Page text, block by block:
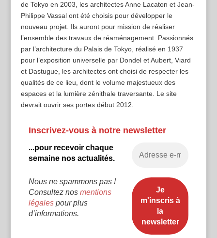
de Tokyo en 2003, les architectes Anne Lacaton et Jean-
Philippe Vassal ont été choisis pour développer le
nouveau projet. Ils auront pour mission de réaliser
l’ensemble des travaux de réaménagement. Passionnés
par l’architecture du Palais de Tokyo, réalisé en 1937
pour l’exposition universelle par Dondel et Aubert, Viard
et Dastugue, les architectes ont choisi de respecter les
qualités de ce lieu, dont le volume majestueux des
espaces et la lumière zénithale traversante. Le site
devrait ouvrir ses portes début 2012.
Inscrivez-vous à notre newsletter
...pour recevoir chaque
semaine nos actualités.
Nous ne spammons pas !
Consultez nos mentions
légalespour plus
d’informations.